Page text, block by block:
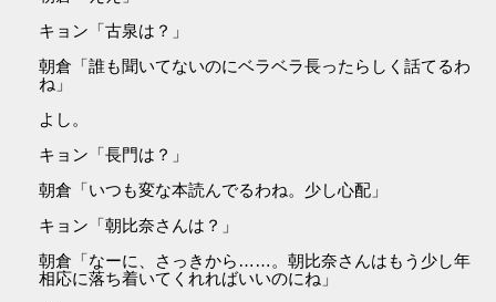
キョン「古泉は？」
朝倉「誰も聞いてないのにベラベラ長ったらしく話てるわ
ね」
よし。
キョン「長門は？」
朝倉「いつも変な本読んでるわね。少し心配」
キョン「朝比奈さんは？」
朝倉「なーに、さっきから……。朝比奈さんはもう少し年
相応に落ち着いてくれればいいのにね」